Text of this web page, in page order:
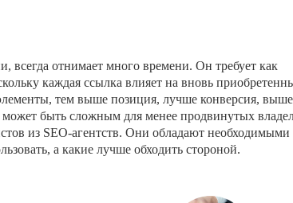
всегда отнимает много времени. Он требует как
каждая ссылка влияет на вновь
тем выше позиция, лучше конверсия, выше
быть сложным для менее продвинутых
из SEO-агентств. Они обладают необходимыми
а какие лучше обходить стороной.